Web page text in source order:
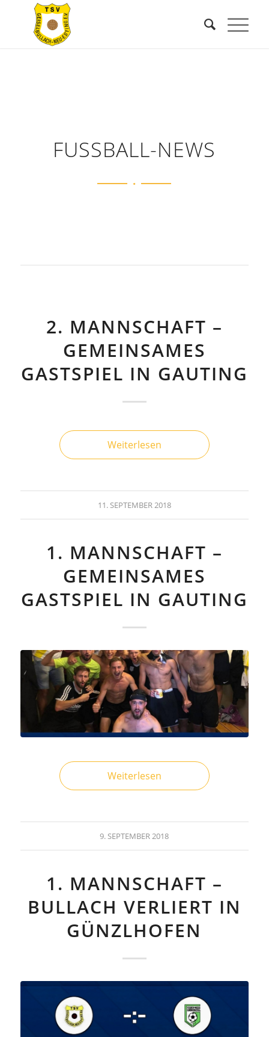
FUSSBALL-NEWS
2. MANNSCHAFT –
GEMEINSAMES
GASTSPIEL IN GAUTING
Weiterlesen
11. SEPTEMBER 2018
1. MANNSCHAFT –
GEMEINSAMES
GASTSPIEL IN GAUTING
Weiterlesen
9. SEPTEMBER 2018
1. MANNSCHAFT –
BULLACH VERLIERT IN
GÜNZLHOFEN